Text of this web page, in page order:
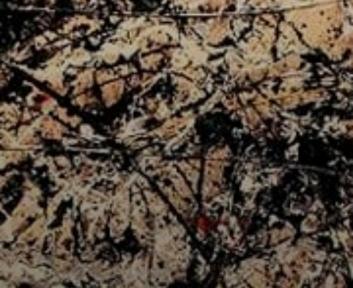
A técnica de
Pollock, que
incluiu
gocciolamento e
manchas de
mãos, foi
revolucionária.